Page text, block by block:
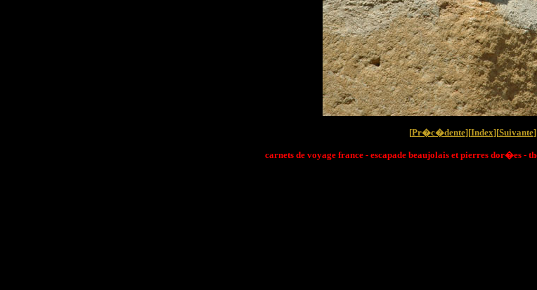
[Pr�c�dente][Index][Suivante]
carnets de voyage france - escapade beaujolais et pierres dor�es -